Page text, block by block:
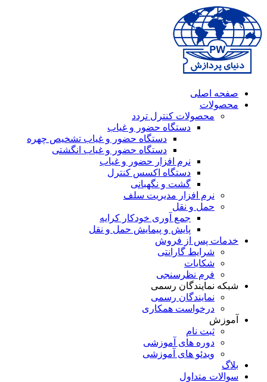
صفحه اصلی
محصولات
محصولات کنترل تردد
دستگاه حضور و غیاب
دستگاه حضور و غیاب تشخیص چهره
دستگاه حضور و غیاب انگشتی
نرم افزار حضور و غیاب
دستگاه اکسس کنترل
گشت و نگهبانی
نرم افزار مدیریت سلف
حمل و نقل
جمع آوری خودکار کرایه
پایش و پیمایش حمل و نقل
خدمات پس از فروش
شرایط گارانتی
شکایات
فرم نظرسنجی
شبکه نمایندگان رسمی
نمایندگان رسمی
درخواست همکاری
آموزش
ثبت نام
دوره های آموزشی
ویدئو های آموزشی
بلاگ
سوالات متداول